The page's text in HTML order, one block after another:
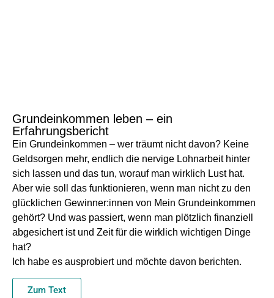
Grundeinkommen leben – ein
Erfahrungsbericht
Ein Grundeinkommen – wer träumt nicht davon? Keine
Geldsorgen mehr, endlich die nervige Lohnarbeit hinter
sich lassen und das tun, worauf man wirklich Lust hat.
Aber wie soll das funktionieren, wenn man nicht zu den
glücklichen Gewinner:innen von Mein Grundeinkommen
gehört? Und was passiert, wenn man plötzlich finanziell
abgesichert ist und Zeit für die wirklich wichtigen Dinge
hat?
Ich habe es ausprobiert und möchte davon berichten.
Zum Text